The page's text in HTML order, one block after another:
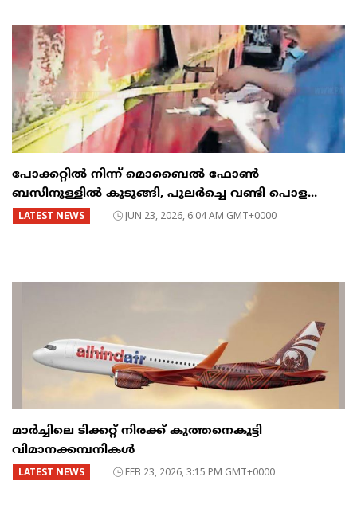
പോക്കറ്റിൽ നിന്ന് മൊബൈൽ ഫോൺ
ബസിനുള്ളിൽ കുടുങ്ങി, പുലർച്ചെ വണ്ടി പൊള...
LATEST NEWS JUN 23, 2026, 6:04 AM GMT+0000
മാർച്ചിലെ ടിക്കറ്റ് നിരക്ക് കുത്തനെകൂട്ടി
വിമാനക്കമ്പനികൾ
LATEST NEWS FEB 23, 2026, 3:15 PM GMT+0000